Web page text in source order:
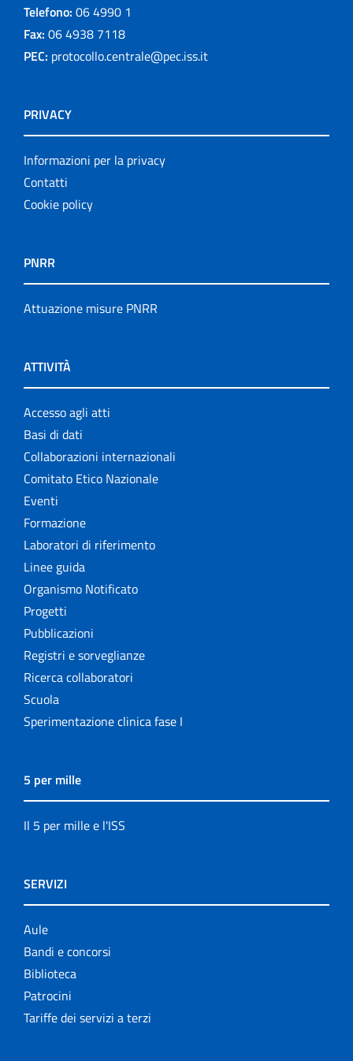
Telefono: 06 4990 1
Fax: 06 4938 7118
PEC: protocollo.centrale@pec.iss.it
PRIVACY
Informazioni per la privacy
Contatti
Cookie policy
PNRR
Attuazione misure PNRR
ATTIVITÀ
Accesso agli atti
Basi di dati
Collaborazioni internazionali
Comitato Etico Nazionale
Eventi
Formazione
Laboratori di riferimento
Linee guida
Organismo Notificato
Progetti
Pubblicazioni
Registri e sorveglianze
Ricerca collaboratori
Scuola
Sperimentazione clinica fase I
5 per mille
Il 5 per mille e l'ISS
SERVIZI
Aule
Bandi e concorsi
Biblioteca
Patrocini
Tariffe dei servizi a terzi